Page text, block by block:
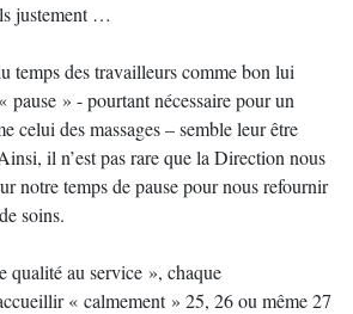
justement …
temps des travailleurs comme bon lui
pause » - pourtant nécessaire pour un
celui des massages – semble leur être
il n’est pas rare que la Direction nous
notre temps de pause pour nous refournir
soins.
qualité au service », chaque
« calmement » 25, 26 ou même 27